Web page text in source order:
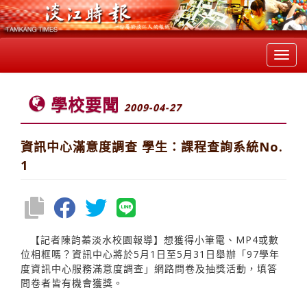
學校要聞 2009-04-27
資訊中心滿意度調查 學生：課程查詢系統No.
1
【記者陳韵蓁淡水校園報導】想獲得小筆電、MP4或數
位相框嗎？資訊中心將於5月1日至5月31日舉辦「97學年
度資訊中心服務滿意度調查」網路問卷及抽獎活動，填答
問卷者皆有機會獲獎。